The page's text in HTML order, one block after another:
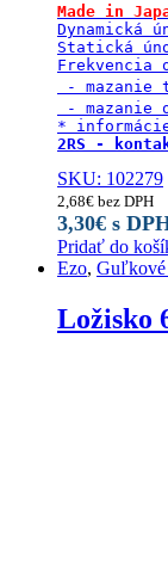
Made in
Dynamická
Statická
Frekvencia
- mazanie
- mazanie
2RS -
SKU: 102279
2,68€ bez DPH
3,30€ s
Pridať do
Ezo, Guľkové
Ložisko